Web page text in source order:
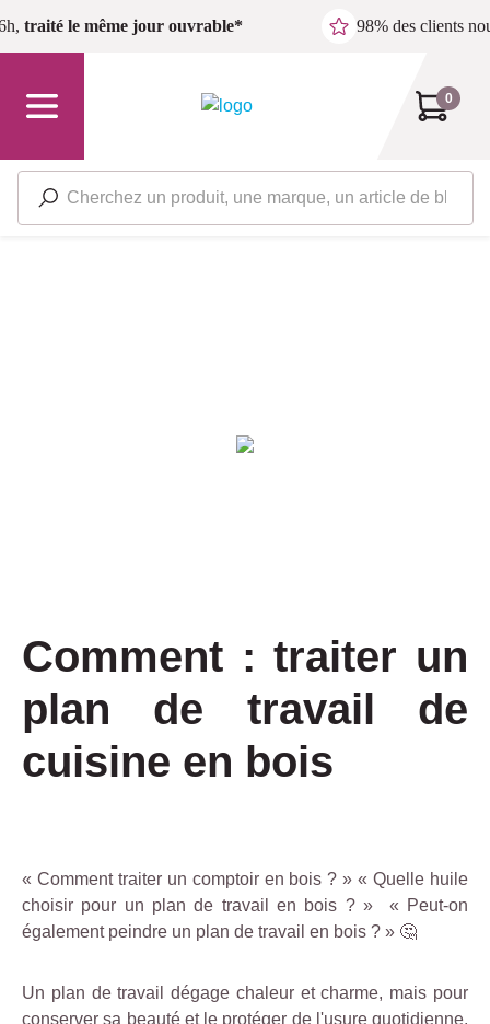
Passer au contenu principal
traité le même jour ouvrable* 98% des clients
0
Comment : traiter un
plan de travail de
cuisine en bois
« Comment traiter un comptoir en bois ? » « Quelle huile
choisir pour un plan de travail en bois ? » « Peut-on
également peindre un plan de travail en bois ? » 🤔
Un plan de travail dégage chaleur et charme, mais pour
conserver sa beauté et le protéger de l'usure quotidienne,